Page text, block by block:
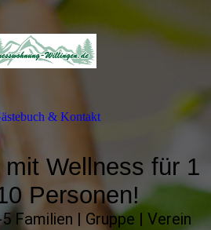
& Kontakt
Wellness für 1
Personen!
Familien | Gruppe | Verein